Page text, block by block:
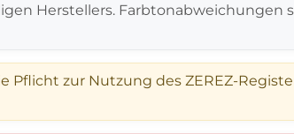
Herstellers.
Pflicht zur Nutzung des ZEREZ-